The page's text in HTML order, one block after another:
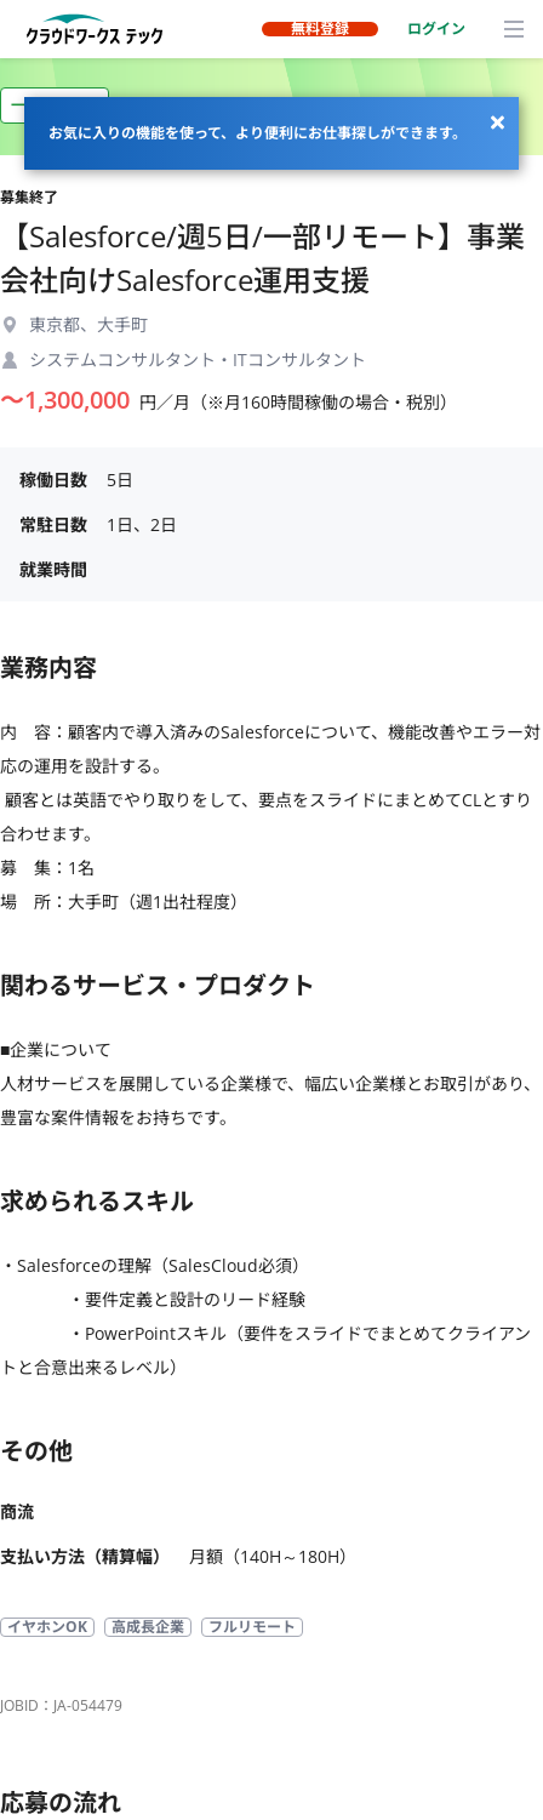
無料登録 ログイン
お気に入りの機能を使って、より便利にお仕事探しができます。
一部リモート
募集終了
【Salesforce/週5日/一部リモート】事業
会社向けSalesforce運用支援
東京都、大手町
システムコンサルタント・ITコンサルタント
〜1,300,000 円／月（※月160時間稼働の場合・税別）
稼働日数
5日
常駐日数
1日、2日
就業時間
業務内容
内　容：顧客内で導入済みのSalesforceについて、機能改善やエラー対
応の運用を設計する。
合わせます。
募　集：1名
場　所：大手町（週1出社程度）
関わるサービス・プロダクト
■企業について
人材サービスを展開している企業様で、幅広い企業様とお取引があり、
豊富な案件情報をお持ちです。
求められるスキル
・Salesforceの理解（SalesCloud必須）
・要件定義と設計のリード経験
・PowerPointスキル（要件をスライドでまとめてクライアン
トと合意出来るレベル）
その他
商流
支払い方法（精算幅）
月額（140H～180H）
イヤホンOK 高成長企業 フルリモート
JOBID：JA-054479
応募の流れ